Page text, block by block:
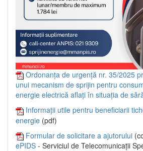
Ordonanța de urgență nr. 35/2025
unui mecanism de sprijin pentru
energie electrică aflați în situația de
Informații utile pentru beneficiarii
energie (pdf)
Formular de solicitare a ajutorului
ePIDS - Serviciul de Telecomunicații